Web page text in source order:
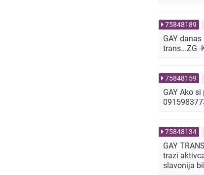
75848189
GAY
trans...ZG
75848159
GAY Ako
75848134
GAY
trazi
slavonija